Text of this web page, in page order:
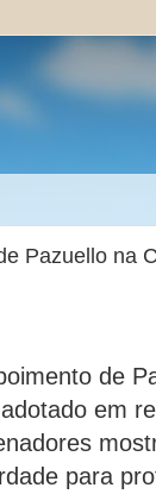
Pazuello na
de
em
para